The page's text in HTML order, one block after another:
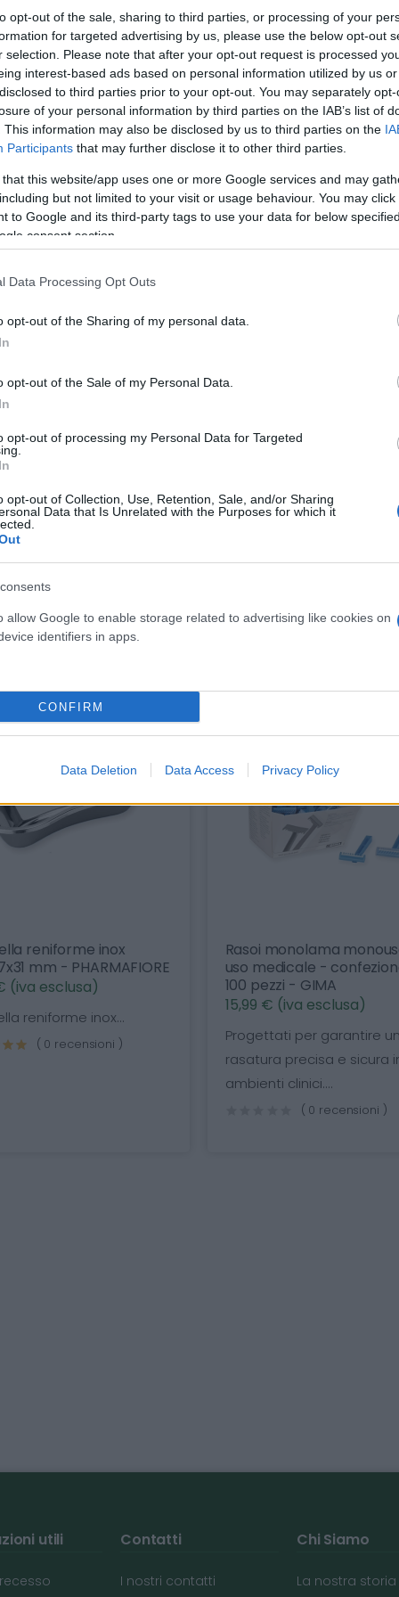
opt-out of the sale, sharing to third parties, or processing of your
for targeted advertising by us, please use the below opt-out
selection. Please note that after your opt-out request is processed
interest-based ads based on personal information utilized by us
to third parties prior to your opt-out. You may separately
of your personal information by third parties on the IAB’s list of
This information may also be disclosed by us to third parties on the
Participants that may further disclose it to other third parties.
that this website/app uses one or more Google services and may
but not limited to your visit or usage behaviour. You may
to Google and its third-party tags to use your data for below
consent section.
Data Processing Opt Outs
opt-out of the Sharing of my personal data.
opt-out of the Sale of my Personal Data.
opt-out of processing my Personal Data for Targeted
opt-out of Collection, Use, Retention, Sale, and/or Sharing
Data that Is Unrelated with the Purposes for which it
allow Google to enable storage related to advertising like cookies on
identifiers in apps.
CONFIRM
Data Deletion Data Access Privacy Policy
sistolica, diastolica, della frequenza del battito,
Memorie per 2 utenti. 120 memorie totali 60 per utente.
con PC tramite porta USB (CD software e cavo
secondo lo standard internazionale (WHO/OMS).
tecniche:
4 batterie (AAA) da 1.5 V
elettrico non incluso (AC 220/230 V 50Hz – DC 6.0 V,
di misurazione: oscillometro
di misurazione pressione 0-300 mmHg
di misurazione pulsazioni da 30 a 180 puls/min
pressione +/- 3 mmHg – pulsazioni +/- 5%
bracciale: 22 – 36 cm – circonferenza
L:14 P:9,8 H:4,8 cm
automatico
salute
strumento preciso alta qualità
LCD
Potrebbero piacerti
inox
inox...
)
Rasoi monolama monouso per
uso medicale - confezione da
100 pezzi - GIMA
15,99 € (iva esclusa)
Progettati per garantire una
rasatura precisa e sicura in
ambienti clinici....
( 0 recensioni )
utili Contatti
I nostri contatti
Chi Siamo
La nostra storia